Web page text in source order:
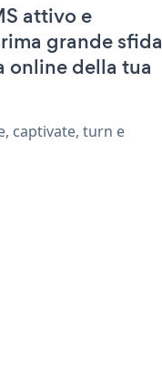
attivo e
grande sfida
online della tua
captivate, turn e